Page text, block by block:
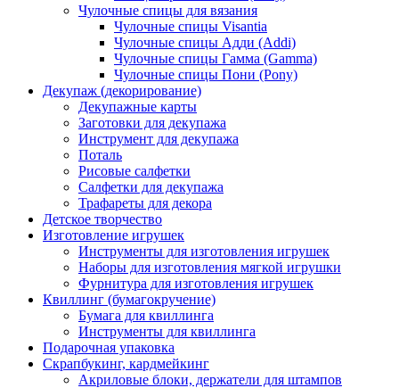
Чулочные спицы для вязания
Чулочные спицы Visantia
Чулочные спицы Адди (Addi)
Чулочные спицы Гамма (Gamma)
Чулочные спицы Пони (Pony)
Декупаж (декорирование)
Декупажные карты
Заготовки для декупажа
Инструмент для декупажа
Поталь
Рисовые салфетки
Салфетки для декупажа
Трафареты для декора
Детское творчество
Изготовление игрушек
Инструменты для изготовления игрушек
Наборы для изготовления мягкой игрушки
Фурнитура для изготовления игрушек
Квиллинг (бумагокручение)
Бумага для квиллинга
Инструменты для квиллинга
Подарочная упаковка
Скрапбукинг, кардмейкинг
Акриловые блоки, держатели для штампов